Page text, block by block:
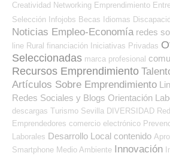
Creatividad Networking Emprendimiento
Selección
Infojobs Becas Idiomas
Noticias Empleo-Economía redes
line Rural financiación Iniciativas Privadas
Seleccionadas marca profesional
Recursos Emprendimiento
Artículos Sobre Emprendimiento
Redes Sociales y Blogs Orientación
descargas Turismo Sevilla DIVERSIDAD
Emprendedores comercio electrónico
Laborales Desarrollo Local contenido
Smartphone Medio Ambiente Innovación